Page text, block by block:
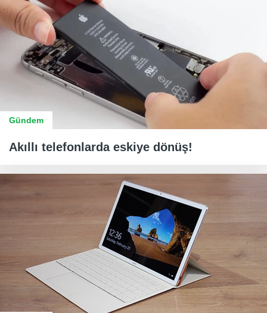
Gündem
Akıllı telefonlarda eskiye dönüş!